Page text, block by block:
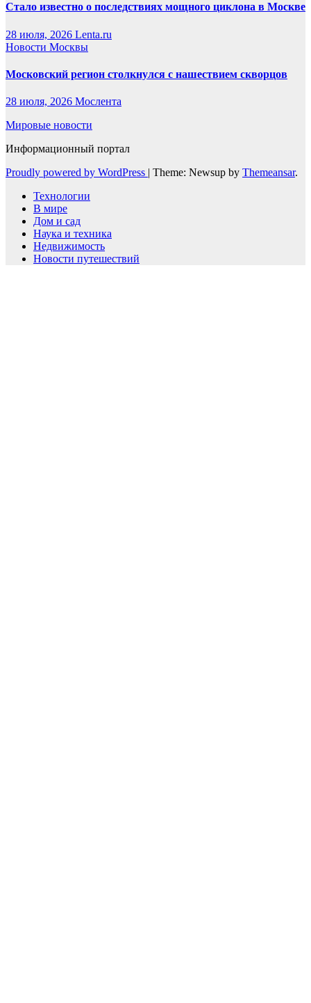
Стало известно о последствиях мощного циклона в Москве
28 июля, 2026 Lenta.ru
Новости Москвы
Московский регион столкнулся с нашествием скворцов
28 июля, 2026 Мослента
Мировые новости
Информационный портал
Proudly powered by WordPress | Theme: Newsup by Themeansar.
Технологии
В мире
Дом и сад
Наука и техника
Недвижимость
Новости путешествий